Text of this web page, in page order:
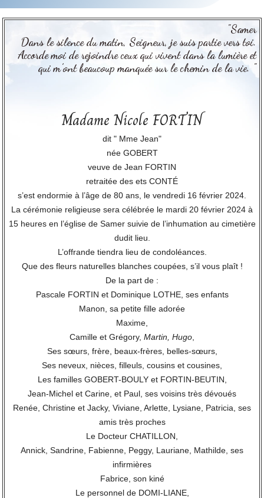
"Samer
Dans le silence du matin, Seigneur, je suis partie vers toi.
Accorde moi de rejoindre ceux qui vivent dans la lumière et
qui m’ont beaucoup manquée sur le chemin de la vie. "
Madame Nicole FORTIN
dit " Mme Jean"
née GOBERT
veuve de Jean FORTIN
retraitée des ets CONTÉ
s’est endormie à l’âge de 80 ans, le vendredi 16 février 2024.
La cérémonie religieuse sera célébrée le mardi 20 février 2024 à
15 heures en l’église de Samer suivie de l’inhumation au cimetière
dudit lieu.
L’offrande tiendra lieu de condoléances.
Que des fleurs naturelles blanches coupées, s’il vous plaît !
De la part de :
Pascale FORTIN et Dominique LOTHE, ses enfants
Manon, sa petite fille adorée
Maxime,
Camille et Grégory, Martin, Hugo
Ses sœurs, frère, beaux-frères, belles-sœurs,
Ses neveux, nièces, filleuls, cousins et cousines,
Les familles GOBERT-BOULY et FORTIN-BEUTIN,
Jean-Michel et Carine, et Paul, ses voisins très dévoués
Renée, Christine et Jacky, Viviane, Arlette, Lysiane, Patricia, ses
amis très proches
Le Docteur CHATILLON,
Annick, Sandrine, Fabienne, Peggy, Lauriane, Mathilde, ses
infirmières
Fabrice, son kiné
Le personnel de DOMI-LIANE,